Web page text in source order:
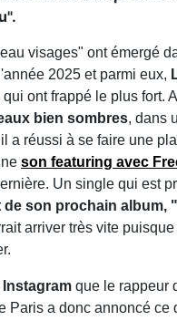
visages" ont émergé
2025 et parmi eux,
ont frappé le plus fort.
bien sombres, dans
il a réussi à se faire une
son featuring avec
Un single qui est
de son prochain album,
arriver très vite
que le rappeur
Paris a donc annoncé ce